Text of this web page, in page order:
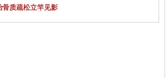
质疏松立竿见影